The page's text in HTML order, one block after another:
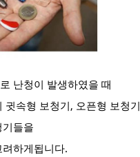
난청이 발생하였을 때
귓속형 보청기, 오픈형 보청
들을
하게됩니다.